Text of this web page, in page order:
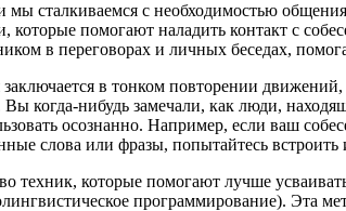
сталкиваемся с необходимостью
которые помогают наладить контакт с
в переговорах и личных беседах,
заключается в тонком повторении
когда-нибудь замечали, как люди,
осознанно. Например, если ваш
слова или фразы, попытайтесь встроить
техник, которые помогают лучше
программирование). Эта